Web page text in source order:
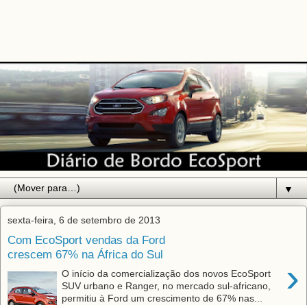
▼
sexta-feira, 6 de setembro de 2013
Com EcoSport vendas da Ford
crescem 67% na África do Sul
›
O início da comercialização dos novos EcoSport
SUV urbano e Ranger, no mercado sul-africano,
permitiu à Ford um crescimento de 67% nas...